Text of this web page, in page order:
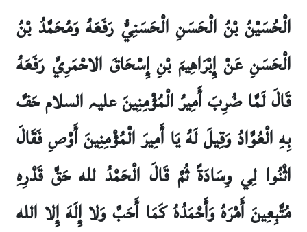
الْحُسَيْنُ بْنُ الْحَسَنِ الْحَسَنِيُّ رَفَعَهُ وَمُحَمَّدُ بْنُ
الْحَسَنِ عَنْ إِبْرَاهِيمَ بْنِ إِسْحَاقَ الاحْمَرِيِّ رَفَعَهُ
قَالَ لَمَّا ضُرِبَ أَمِيرُ الْمُؤْمِنِينَ علیہ السلام حَفَّ
بِهِ الْعُوَّادُ وَقِيلَ لَهُ يَا أَمِيرَ الْمُؤْمِنِينَ أَوْصِ فَقَالَ
اثْنُوا لِي وِسَادَةً ثُمَّ قَالَ الْحَمْدُ لله حَقَّ قَدْرِهِ
مُتَّبِعِينَ أَمْرَهُ وَأَحْمَدُهُ كَمَا أَحَبَّ وَلا إِلَهَ إِلا الله